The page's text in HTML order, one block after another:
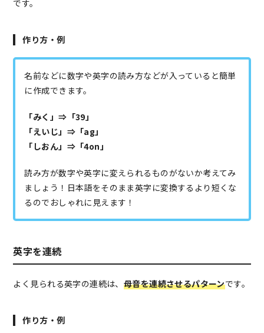
です。
作り方・例
名前などに数字や英字の読み方などが入っていると簡単
に作成できます。
「みく」⇒「39」
「えいじ」⇒「ag」
「しおん」⇒「4on」
読み方が数字や英字に変えられるものがないか考えてみ
ましょう！日本語をそのまま英字に変換するより短くな
るのでおしゃれに見えます！
英字を連続
よく見られる英字の連続は、 母音を連続させるパターンです。
作り方・例